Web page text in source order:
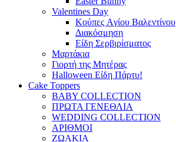
Valentines Day
Κούπες Aγίου Βαλεντίνου
Διακόσμηση
Είδη Σερβιρίσματος
Μαρτάκια
Γιορτή της Μητέρας
Halloween Είδη Πάρτυ!
Cake Toppers
BABY COLLECTION
ΠΡΩΤΑ ΓΕΝΕΘΛΙΑ
WEDDING COLLECTION
ΑΡΙΘΜΟΙ
ΖΩΑΚΙΑ